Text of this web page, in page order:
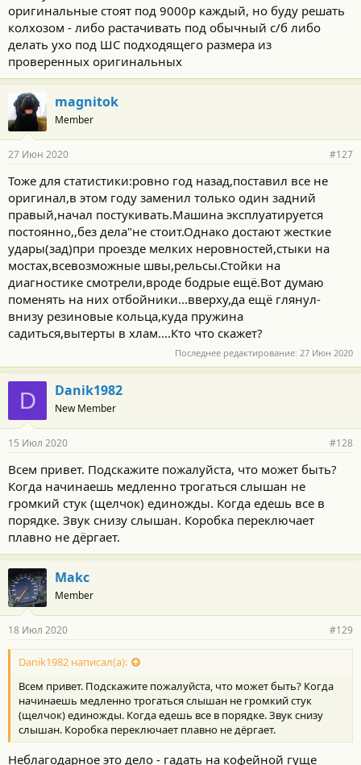
оригинальные стоят под 9000р каждый, но буду решать
колхозом - либо растачивать под обычный с/б либо
делать ухо под ШС подходящего размера из
проверенных оригинальных
magnitok
Member
27 Июн 2020 #127
Тоже для статистики:ровно год назад,поставил все не
оригинал,в этом году заменил только один задний
правый,начал постукивать.Машина эксплуатируется
постоянно,,без дела"не стоит.Однако достают жесткие
удары(зад)при проезде мелких неровностей,стыки на
мостах,всевозможные швы,рельсы.Стойки на
диагностике смотрели,вроде бодрые ещё.Вот думаю
поменять на них отбойники...вверху,да ещё глянул-
внизу резиновые кольца,куда пружина
садиться,вытерты в хлам....Кто что скажет?
Последнее редактирование: 27 Июн 2020
D Danik1982
New Member
15 Июл 2020 #128
Всем привет. Подскажите пожалуйста, что может быть?
Когда начинаешь медленно трогаться слышан не
громкий стук (щелчок) единожды. Когда едешь все в
порядке. Звук снизу слышан. Коробка переключает
плавно не дёргает.
Makc
Member
18 Июл 2020 #129
Danik1982 написал(а):
Всем привет. Подскажите пожалуйста, что может быть? Когда
начинаешь медленно трогаться слышан не громкий стук
(щелчок) единожды. Когда едешь все в порядке. Звук снизу
слышан. Коробка переключает плавно не дёргает.
Неблагодарное это дело - гадать на кофейной гуще